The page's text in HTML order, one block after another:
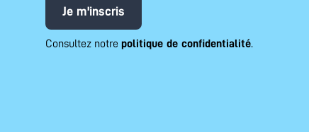
Je m'inscris
Consultez notre politique de confidentialité.